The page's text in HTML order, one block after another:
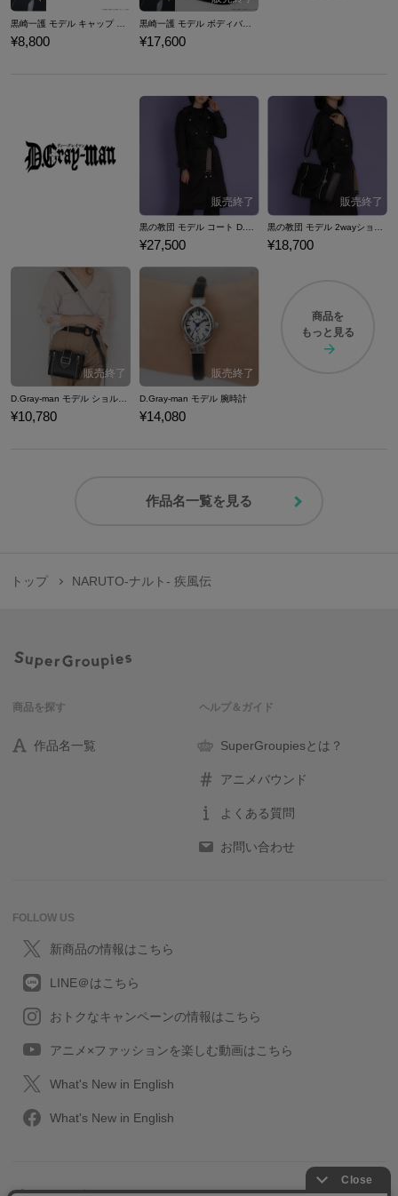
¥8,800
黒崎一護 モデル ボディバッグ BLEACH 千年血戦篇
¥17,600
黒の教団 モデル コート D.Gray-man
¥27,500
黒の教団 モデル 2wayショルダーバッグ D.Gray-man
¥18,700
¥10,780
D.Gray-man モデル 腕時計
¥14,080
商品を
もっと見る
作品名一覧を見る
トップ NARUTO-ナルト- 疾風伝
商品を探す
作品名一覧
ヘルプ＆ガイド
SuperGroupiesとは？
アニメバウンド
よくある質問
お問い合わせ
FOLLOW US
新商品の情報はこちら
LINE＠はこちら
おトクなキャンペーンの情報はこちら
アニメ×ファッションを楽しむ動画はこちら
What's New in English
What's New in English